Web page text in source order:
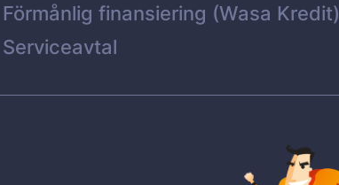
Förmånlig finansiering (Wasa Kredit)
Serviceavtal